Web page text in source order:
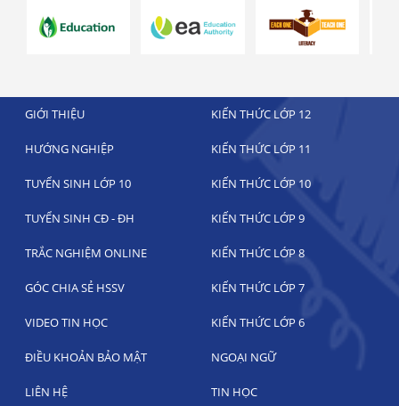
GIỚI THIỆU KIẾN THỨC LỚP 12
HƯỚNG NGHIỆP KIẾN THỨC LỚP 11
TUYỂN SINH LỚP 10 KIẾN THỨC LỚP 10
TUYỂN SINH CĐ - ĐH KIẾN THỨC LỚP 9
TRẮC NGHIỆM ONLINE KIẾN THỨC LỚP 8
GÓC CHIA SẺ HSSV KIẾN THỨC LỚP 7
VIDEO TIN HỌC KIẾN THỨC LỚP 6
ĐIỀU KHOẢN BẢO MẬT NGOẠI NGỮ
LIÊN HỆ TIN HỌC